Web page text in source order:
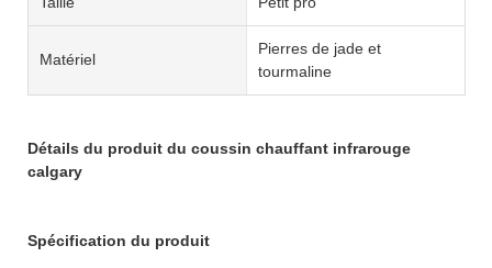
Matériel
Pierres de jade et
tourmaline
Détails du produit du coussin chauffant infrarouge
calgary
Spécification du produit